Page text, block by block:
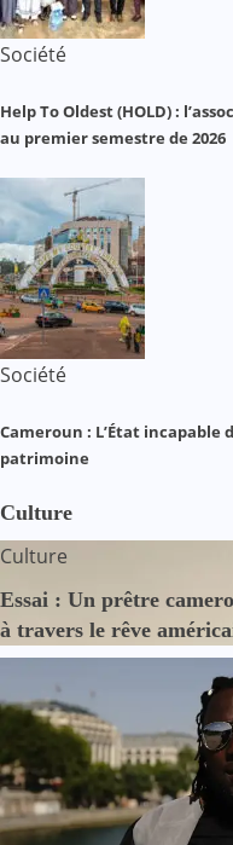
Société
Help To Oldest (HOLD) :
au premier semestre de 2026
Société
Cameroun : L’État incapable
patrimoine
Culture
Culture
Essai : Un prêtre
à travers le rêve